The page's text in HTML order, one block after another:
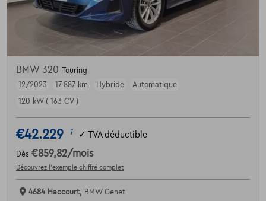
BMW 320
Touring
12/2023
17.887 km Hybride
Automatique
120 kW ( 163 CV )
€42.229 1 ✓ TVA déductible
Dès €859,82/mois
Découvrez l’exemple chiffré complet
4684 Haccourt, BMW Genet